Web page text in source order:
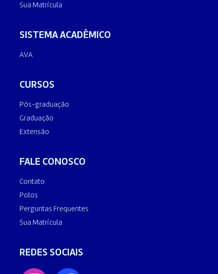
Sua Matrícula
SISTEMA ACADÊMICO
AVA
CURSOS
Pós-graduação
Graduação
Extensão
FALE CONOSCO
Contato
Polos
Perguntas Frequentes
Sua Matrícula
REDES SOCIAIS